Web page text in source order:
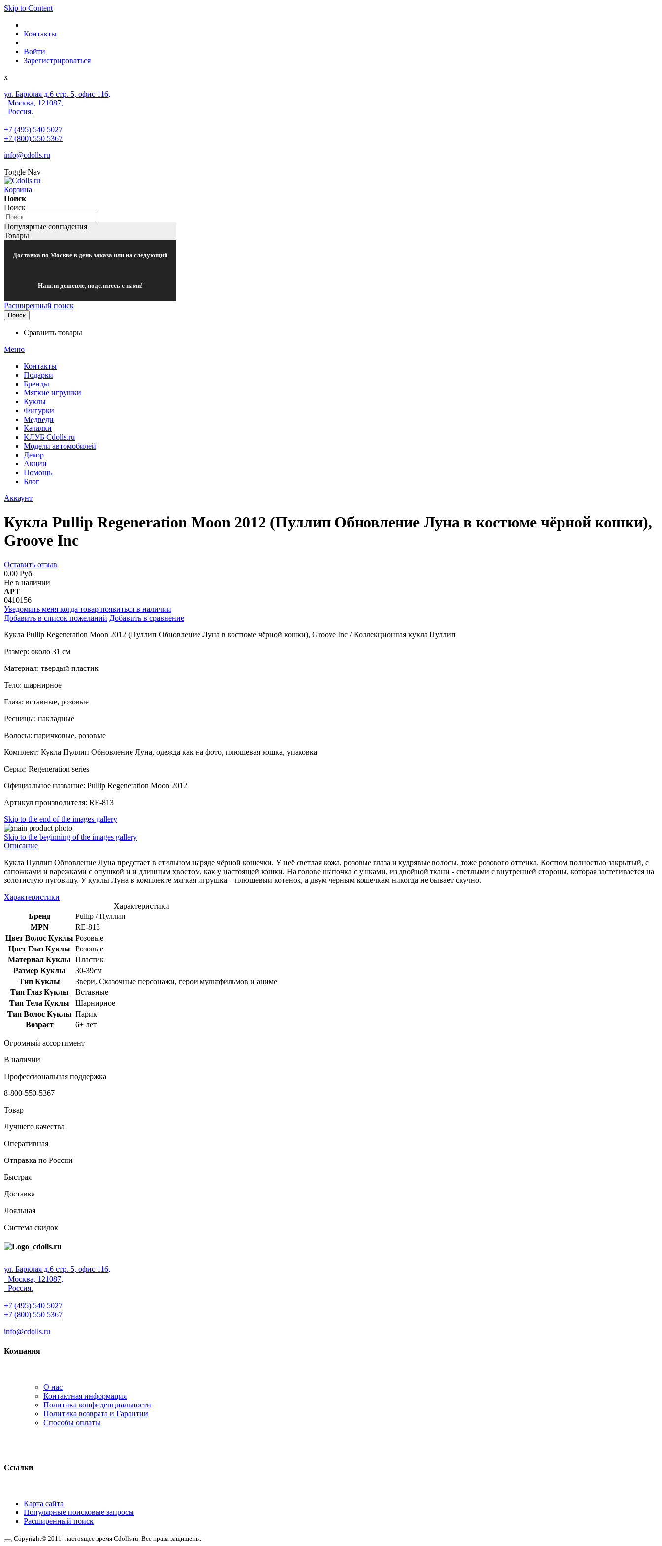
Skip to Content
Контакты
Войти
Зарегистрироваться
x
ул. Барклая д.6 стр. 5, офис 116,
Москва, 121087,
Россия.
+7 (495) 540 5027
+7 (800) 550 5367
info@cdolls.ru
Toggle Nav
Корзина
Поиск
Поиск
Популярные совпадения
Товары
Доставка по Москве в день заказа или на следующий
Нашли дешевле, поделитесь с нами!
Расширенный поиск
Поиск
Сравнить товары
Меню
Контакты
Подарки
Бренды
Мягкие игрушки
Куклы
Фигурки
Медведи
Качалки
КЛУБ Cdolls.ru
Модели автомобилей
Декор
Акции
Помощь
Блог
Аккаунт
Кукла Pullip Regeneration Moon 2012 (Пуллип Обновление Луна в костюме чёрной кошки),
Groove Inc
Оставить отзыв
0,00 Руб.
Не в наличии
АРТ
0410156
Уведомить меня когда товар появиться в наличии
Добавить в список пожеланий Добавить в сравнение
Кукла Pullip Regeneration Moon 2012 (Пуллип Обновление Луна в костюме чёрной кошки), Groove Inc / Коллекционная кукла Пуллип
Размер: около 31 см
Материал: твердый пластик
Тело: шарнирное
Глаза: вставные, розовые
Ресницы: накладные
Волосы: паричковые, розовые
Комплект: Кукла Пуллип Обновление Луна, одежда как на фото, плюшевая кошка, упаковка
Серия: Regeneration series
Официальное название: Pullip Regeneration Moon 2012
Артикул производителя: RE-813
Skip to the end of the images gallery
Skip to the beginning of the images gallery
Описание
Кукла Пуллип Обновление Луна предстает в стильном наряде чёрной кошечки. У неё светлая кожа, розовые глаза и кудрявые волосы, тоже розового оттенка. Костюм полностью закрытый, с
сапожками и варежками с опушкой и и длинным хвостом, как у настоящей кошки. На голове шапочка с ушками, из двойной ткани - светлыми с внутренней стороны, которая застегивается на
золотистую пуговицу. У куклы Луна в комплекте мягкая игрушка – плюшевый котёнок, а двум чёрным кошечкам никогда не бывает скучно.
Характеристики
Характеристики
Бренд
Pullip / Пуллип
MPN
RE-813
Цвет Волос Куклы Розовые
Цвет Глаз Куклы
Розовые
Материал Куклы Пластик
Размер Куклы
30-39см
Тип Куклы
Звери, Сказочные персонажи, герои мультфильмов и аниме
Тип Глаз Куклы
Вставные
Тип Тела Куклы
Шарнирное
Тип Волос Куклы Парик
Возраст
6+ лет
Огромный ассортимент
В наличии
Профессиональная поддержка
8-800-550-5367
Товар
Лучшего качества
Оперативная
Отправка по России
Быстрая
Доставка
Лояльная
Система скидок
ул. Барклая д.6 стр. 5, офис 116,
Москва, 121087,
Россия.
+7 (495) 540 5027
+7 (800) 550 5367
info@cdolls.ru
Компания
О нас
Контактная информация
Политика конфиденциальности
Политика возврата и Гарантии
Способы оплаты
Ссылки
Карта сайта
Популярные поисковые запросы
Расширенный поиск
Copyright© 2011- настоящее время Cdolls.ru. Все права защищены.